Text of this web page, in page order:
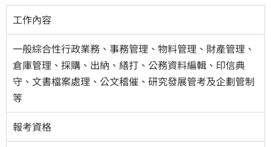
工作內容
一般綜合性行政業務、事務管理、物料管理、財產管理、
倉庫管理、採購、出納、繕打、公務資料編輯、印信典
守、文書檔案處理、公文稽催、研究發展管考及企劃管制
等
報考資格